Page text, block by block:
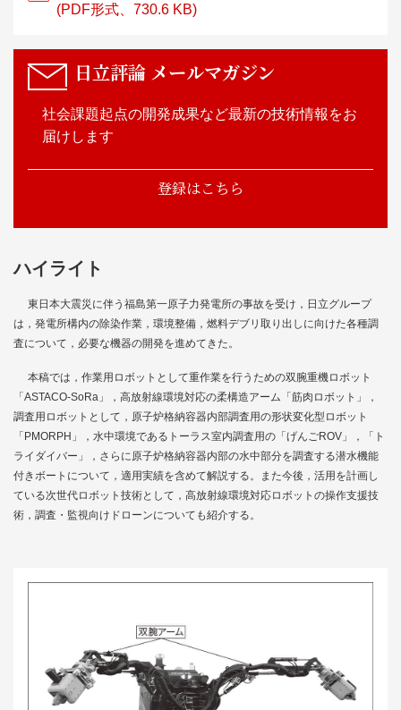
(PDF形式、730.6 KB)
日立評論 メールマガジン
社会課題起点の開発成果など最新の技術情報をお
届けします
登録はこちら
ハイライト
東日本大震災に伴う福島第一原子力発電所の事故を受け，日立グループ
は，発電所構内の除染作業，環境整備，燃料デブリ取り出しに向けた各種調
査について，必要な機器の開発を進めてきた。
本稿では，作業用ロボットとして重作業を行うための双腕重機ロボット
「ASTACO-SoRa」，高放射線環境対応の柔構造アーム「筋肉ロボット」，
調査用ロボットとして，原子炉格納容器内部調査用の形状変化型ロボット
「PMORPH」，水中環境であるトーラス室内調査用の「げんごROV」，「ト
ライダイバー」，さらに原子炉格納容器内部の水中部分を調査する潜水機能
付きボートについて，適用実績を含めて解説する。また今後，活用を計画し
ている次世代ロボット技術として，高放射線環境対応ロボットの操作支援技
術，調査・監視向けドローンについても紹介する。